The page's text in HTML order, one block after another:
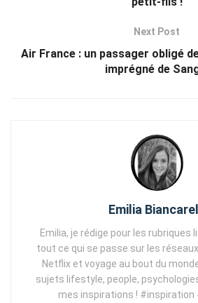
Next Post
Air France : un passager obligé
imprégné de
Emilia
Emilia, je rédige pour les rubriques
tout ce qui se passe sur les
Netflix et voyage au bout du
sujets lifestyle, people,
mes inspirations ! #inspiration